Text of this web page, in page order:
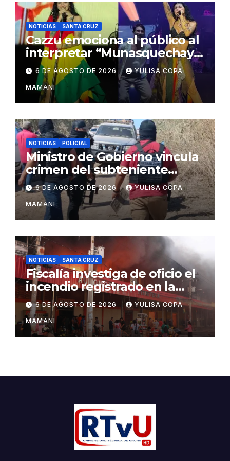
NOTICIAS SANTA CRUZ
Cazzu emociona al público al
interpretar “Munasquechay”
en su concierto en Santa
Cruz
6 DE AGOSTO DE 2026 YULISA COPA
MAMANI
NOTICIAS POLICIAL
Ministro de Gobierno vincula
crimen del subteniente
Salazar con la red de
Sebastián Marset
6 DE AGOSTO DE 2026 YULISA COPA
MAMANI
NOTICIAS SANTA CRUZ
Fiscalía investiga de oficio el
incendio registrado en la
feria Barrio Lindo
6 DE AGOSTO DE 2026 YULISA COPA
MAMANI